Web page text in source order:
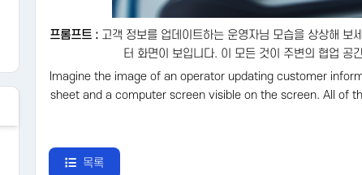
프롬프트 : 고객 정보를 업데이트하는 운영자님 모습을 상상해
터 화면이 보입니다. 이 모든 것이 주변의 협업 공
Imagine the image of an operator updating customer
sheet and a computer screen visible on the screen. All of
목록